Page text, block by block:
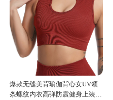
爆款无缝美背瑜伽背心女UV领
条螺纹内衣高弹防震健身上装运